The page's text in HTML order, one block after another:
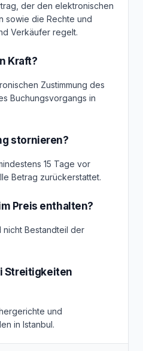
der den elektronischen
sowie die Rechte und
Verkäufer regelt.
Kraft?
Zustimmung des
Buchungsvorgangs in
stornieren?
15 Tage vor
Betrag zurückerstattet.
Preis enthalten?
Bestandteil der
Streitigkeiten
und
in Istanbul.